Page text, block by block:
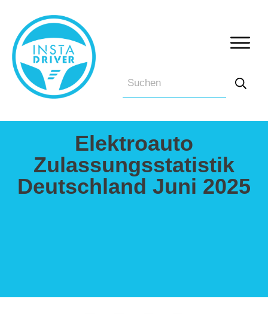
Elektroauto
Zulassungsstatistik
Deutschland Juni 2025